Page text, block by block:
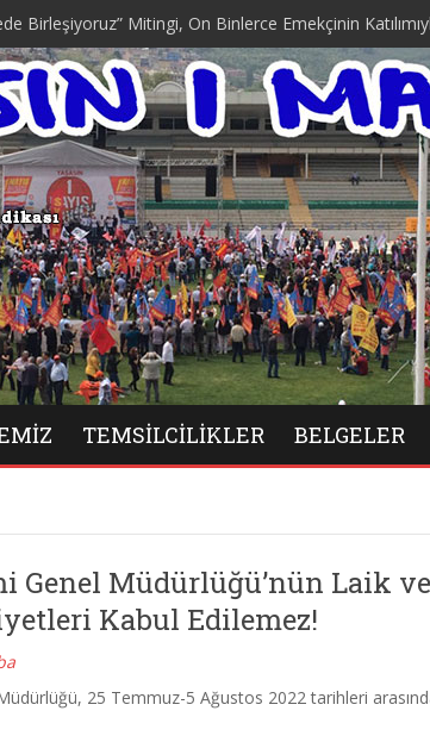
Mitingi, On Binlerce Emekçinin Katılımıyla
TEMSILCILIKLER BELGELER
Genel Müdürlüğü’nün Laik
Kabul Edilemez!
25 Temmuz-5 Ağustos 2022 tarihleri